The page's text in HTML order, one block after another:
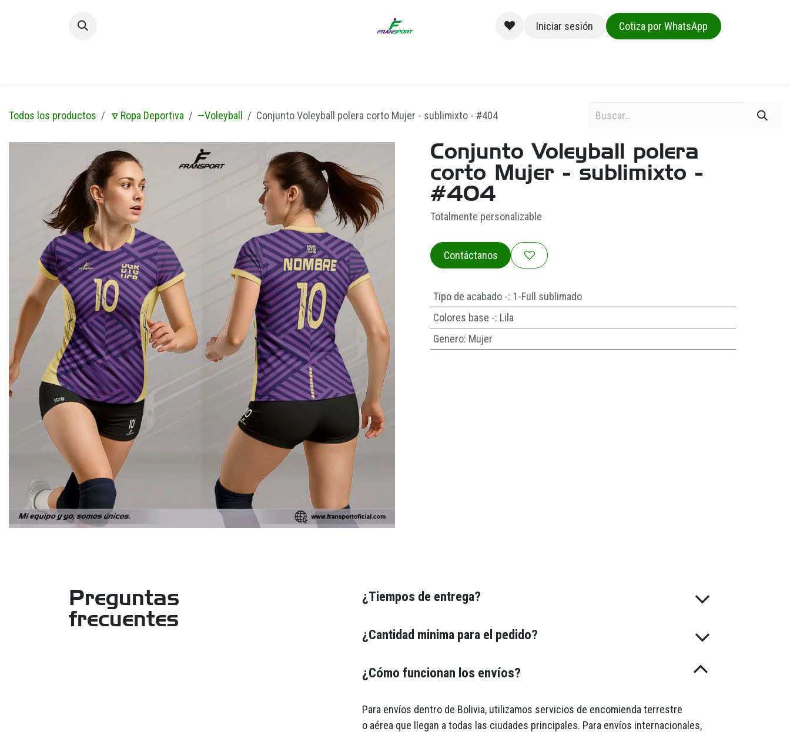
Iniciar sesión
Cotiza por WhatsApp
Todos los productos 🔽Ropa Deportiva —Voleyball Conjunto Voleyball polera corto Mujer - sublimixto - #404
Conjunto Voleyball polera
corto Mujer - sublimixto -
#404
Totalmente personalizable
Contáctanos
Tipo de acabado -: 1-Full sublimado
Colores base -: Lila
Genero: Mujer
Preguntas
frecuentes
¿Tiempos de entrega?
¿Cantidad minima para el pedido?
¿Cómo funcionan los envíos?
Para envíos dentro de Bolivia, utilizamos servicios de encomienda terrestre
o aérea que llegan a todas las ciudades principales. Para envíos internacionales,